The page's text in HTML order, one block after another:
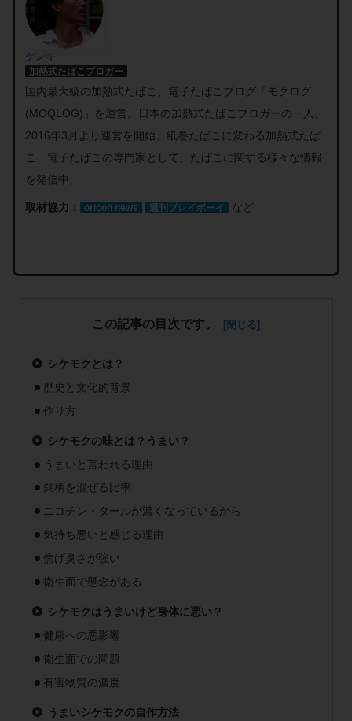
ゲンキ
加熱式たばこブロガー
国内最大級の加熱式たばこ、電子たばこブログ「モクログ
(MOQLOG)」を運営。日本の加熱式たばこブロガーの一人。
2016年3月より運営を開始、紙巻たばこに変わる加熱式たば
こ、電子たばこの専門家として、たばこに関する様々な情報
を発信中。
取材協力 ： oricon news 週刊プレイボーイ など
この記事の目次です。
シケモクとは？
歴史と文化的背景
作り方
シケモクの味とは？うまい？
うまいと言われる理由
銘柄を混ぜる比率
ニコチン・タールが濃くなっているから
気持ち悪いと感じる理由
焦げ臭さが強い
衛生面で懸念がある
シケモクはうまいけど身体に悪い？
健康への悪影響
衛生面での問題
有害物質の濃度
うまいシケモクの自作方法